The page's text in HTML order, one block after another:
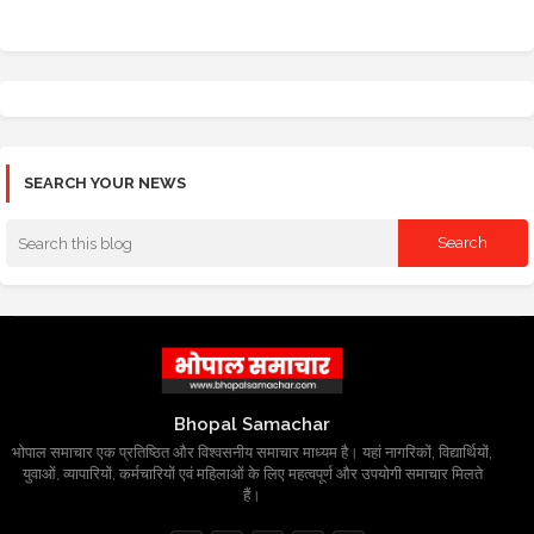
SEARCH YOUR NEWS
Bhopal Samachar
भोपाल समाचार एक प्रतिष्ठित और विश्वसनीय समाचार माध्यम है। यहां नागरिकों, विद्यार्थियों,
युवाओं, व्यापारियों, कर्मचारियों एवं महिलाओं के लिए महत्वपूर्ण और उपयोगी समाचार मिलते
हैं।